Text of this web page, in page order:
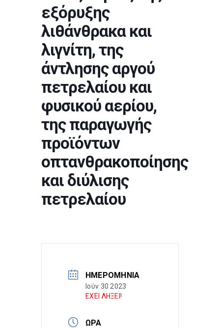
εξόρυξης
λιθάνθρακα και
λιγνίτη, της
άντλησης αργού
πετρελαίου και
φυσικού αερίου,
της παραγωγής
προϊόντων
οπτανθρακοποίησης
και διύλισης
πετρελαίου
ΗΜΕΡΟΜΗΝΊΑ
Ιούν 30 2023
ΕΧΕΙ ΛΗΞΕΙ!
ΏΡΑ